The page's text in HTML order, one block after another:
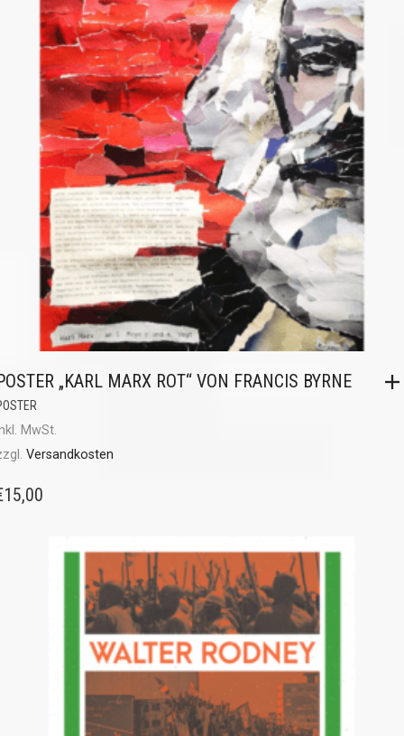
„KARL MARX ROT“ VON FRANCIS BYRNE
MwSt.
Versandkosten
15,00